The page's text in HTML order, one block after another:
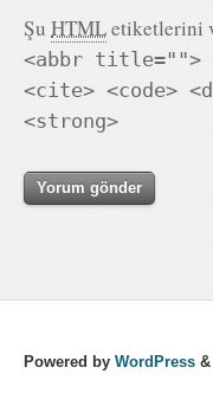
Şu HTMLetiketlerini
<abbr title="">
<cite> <code>
<strong>
Powered by WordPress &